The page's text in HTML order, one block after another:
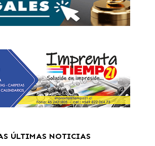
ÚLTIMAS NOTICIAS